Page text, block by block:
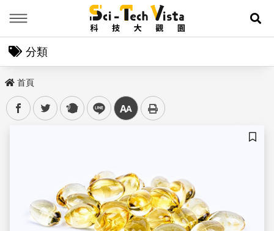
展
分類
首頁
facebooktwitter plurk line 中
儲存